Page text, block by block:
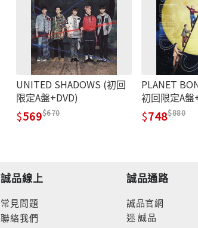
UNITED SHADOWS (初回
限定A盤+DVD)
569 670
PLANET
初回限定A盤
748 880
誠品線上
常見問題
聯絡我們
誠品通路
誠品官網
迷 誠品